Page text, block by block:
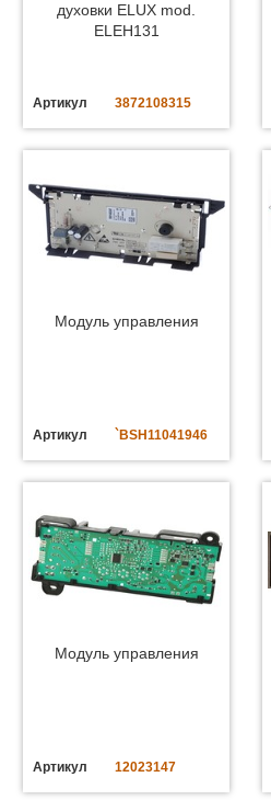
духовки ELUX mod.
ELEH131
Артикул 3872108315
Модуль управления
Артикул `BSH11041946
Модуль управления
Артикул 12023147